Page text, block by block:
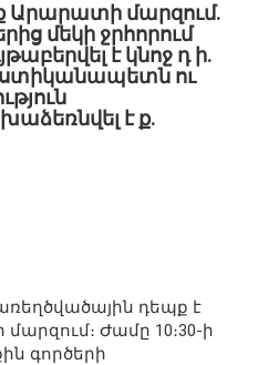
Արարատի մարզում․
մեկի ջրհորում
է կնոջ դ ի․
ու
է ք․
դեպք է
Ժամը 10։30-ի
գործերի